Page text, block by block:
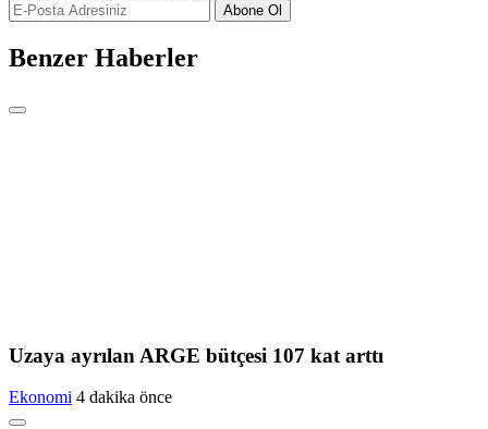
Abone Ol
Benzer Haberler
Uzaya ayrılan ARGE bütçesi 107 kat arttı
Ekonomi 4 dakika önce